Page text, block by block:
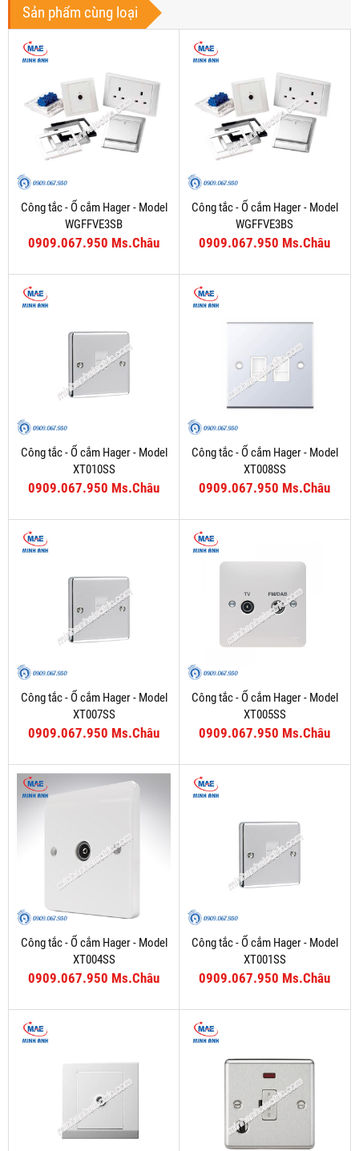
Sản phẩm cùng loại
Công tắc - Ổ cắm Hager - Model
WGFFVE3SB
0909.067.950 Ms.Châu
Công tắc - Ổ cắm Hager - Model
WGFFVE3BS
0909.067.950 Ms.Châu
Công tắc - Ổ cắm Hager - Model
XT010SS
0909.067.950 Ms.Châu
Công tắc - Ổ cắm Hager - Model
XT008SS
0909.067.950 Ms.Châu
Công tắc - Ổ cắm Hager - Model
XT007SS
0909.067.950 Ms.Châu
Công tắc - Ổ cắm Hager - Model
XT005SS
0909.067.950 Ms.Châu
Công tắc - Ổ cắm Hager - Model
XT004SS
0909.067.950 Ms.Châu
Công tắc - Ổ cắm Hager - Model
XT001SS
0909.067.950 Ms.Châu